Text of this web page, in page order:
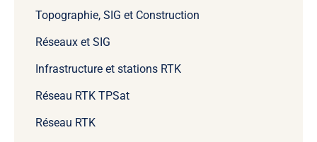
Topographie, SIG et Construction
Réseaux et SIG
Infrastructure et stations RTK
Réseau RTK TPSat
Réseau RTK